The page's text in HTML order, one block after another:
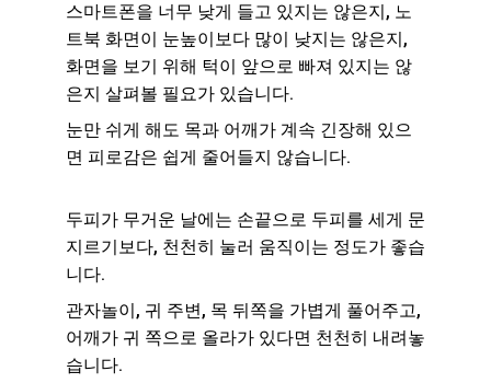
스마트폰을 너무 낮게 들고 있지는 않은지, 노
트북 화면이 눈높이보다 많이 낮지는 않은지,
화면을 보기 위해 턱이 앞으로 빠져 있지는 않
은지 살펴볼 필요가 있습니다.
눈만 쉬게 해도 목과 어깨가 계속 긴장해 있으
면 피로감은 쉽게 줄어들지 않습니다.
두피가 무거운 날에는 손끝으로 두피를 세게 문
지르기보다, 천천히 눌러 움직이는 정도가 좋습
니다.
관자놀이, 귀 주변, 목 뒤쪽을 가볍게 풀어주고,
어깨가 귀 쪽으로 올라가 있다면 천천히 내려놓
습니다.